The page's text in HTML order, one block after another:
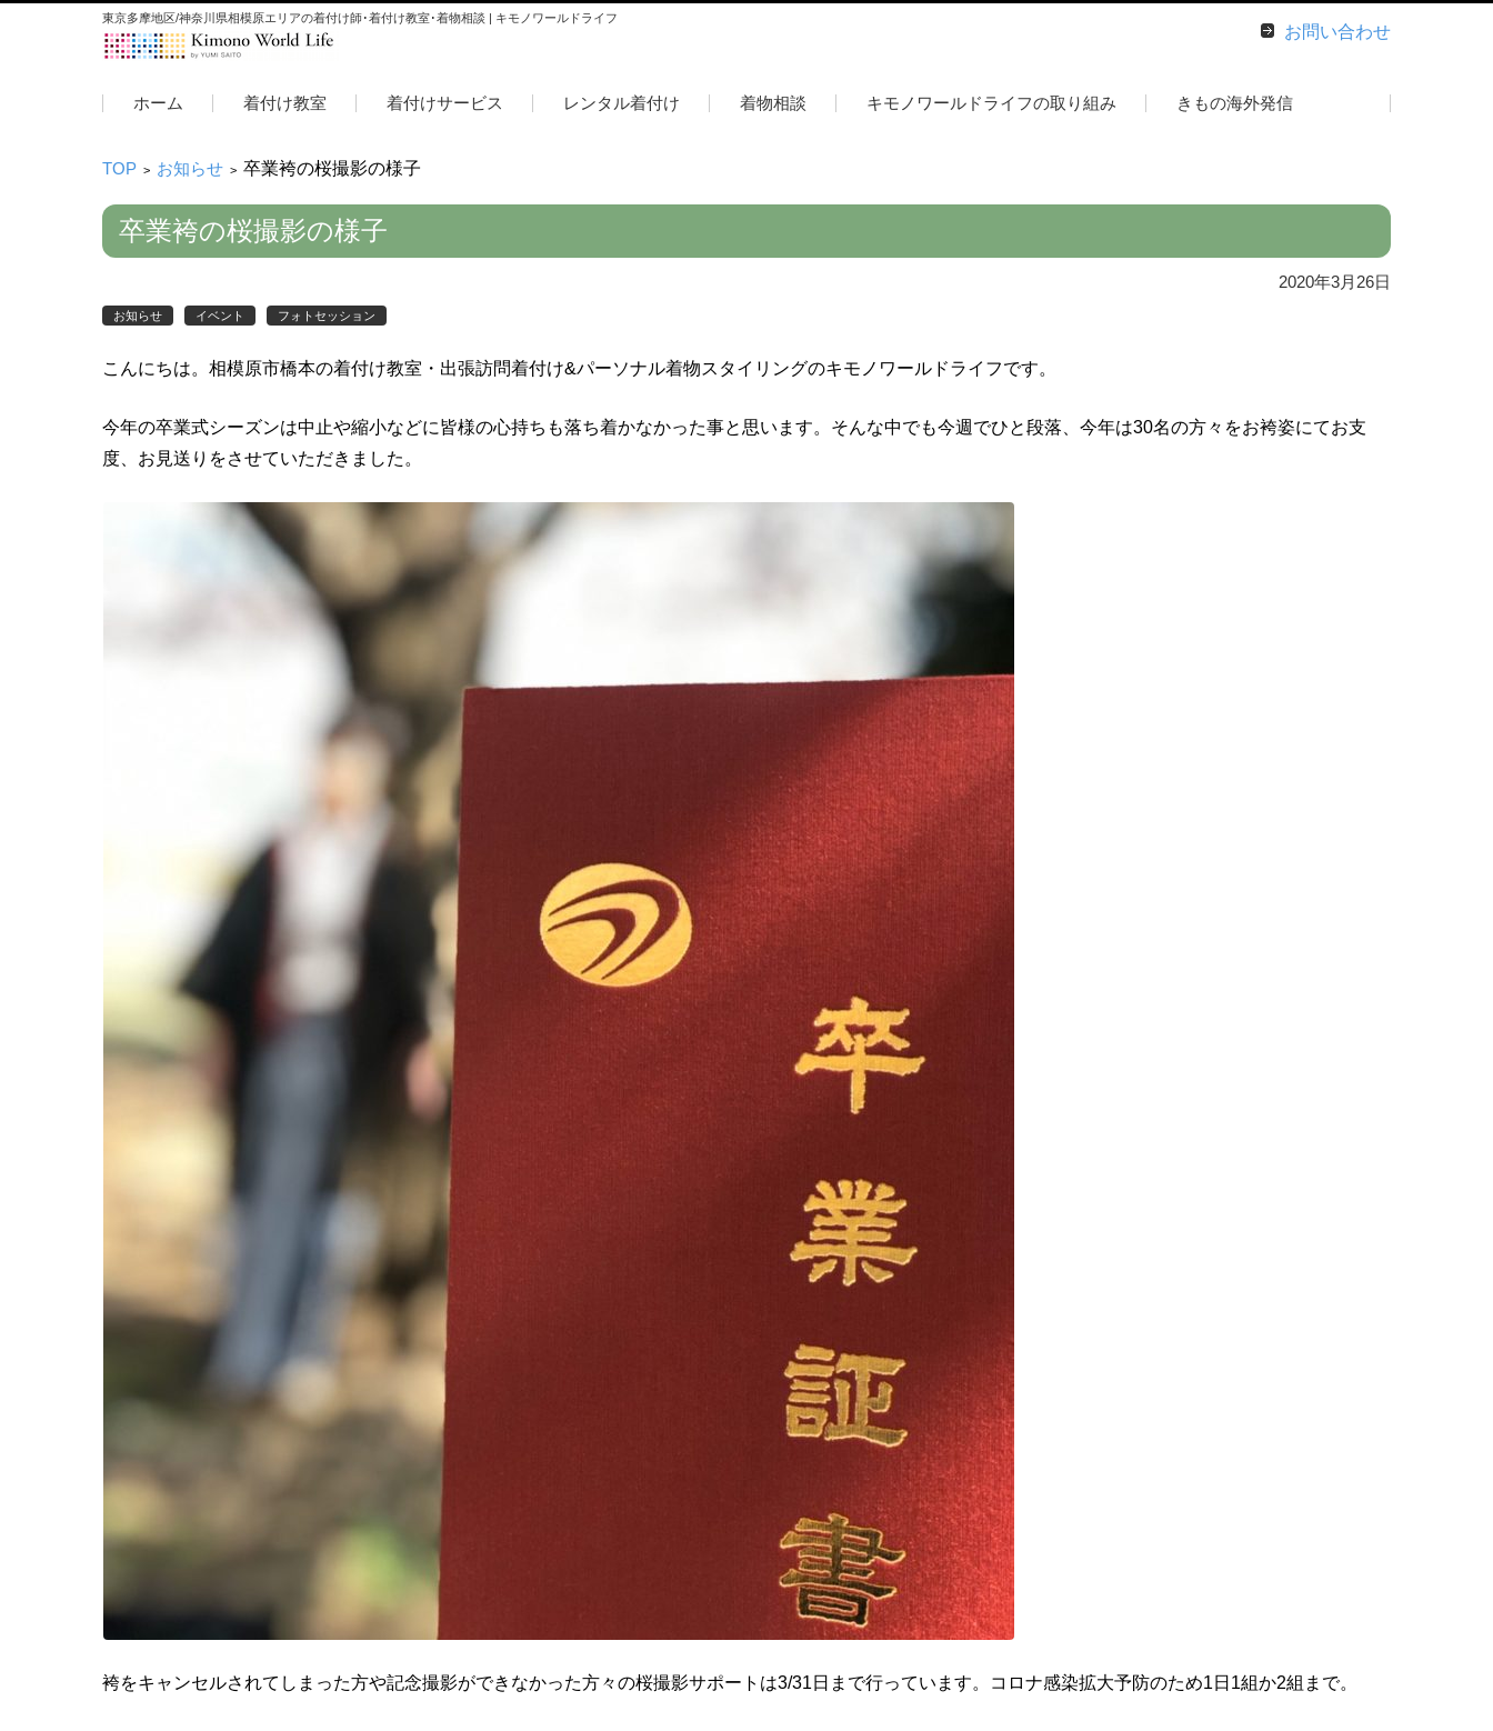
東京多摩地区/神奈川県相模原エリアの着付け師･着付け教室･着物相談 | キモノワールドライフ
お問い合わせ
ホーム
着付け教室 着付けサービス レンタル着付け 着物相談 キモノワールドライフの取り組み きもの海外発信
TOP > お知らせ > 卒業袴の桜撮影の様子
卒業袴の桜撮影の様子
2020年3月26日
お知らせ イベント フォトセッション
こんにちは。相模原市橋本の着付け教室・出張訪問着付け&パーソナル着物スタイリングのキモノワールドライフです。
今年の卒業式シーズンは中止や縮小などに皆様の心持ちも落ち着かなかった事と思います。そんな中でも今週でひと段落、今年は30名の方々をお袴姿にてお支
度、お見送りをさせていただきました。
袴をキャンセルされてしまった方や記念撮影ができなかった方々の桜撮影サポートは3/31日まで行っています。コロナ感染拡大予防のため1日1組か2組まで。